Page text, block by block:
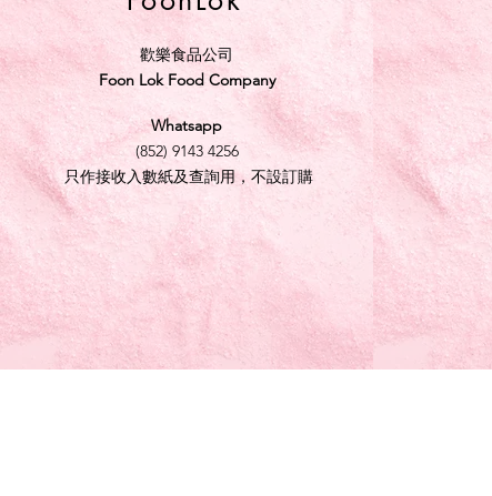
歡樂食品公司
Foon Lok Food Company
Whatsapp
(852) 9143 4256
只作接收入數紙及查詢用，不設訂購